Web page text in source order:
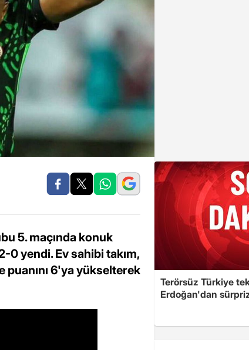
5. maçında konuk
0 yendi. Ev sahibi takım,
puanını 6'ya yükselterek
Terörsüz Türkiye
Erdoğan'dan